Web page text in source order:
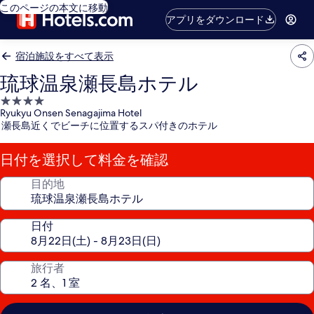
このページの本文に移動
アプリをダウンロード
宿泊施設をすべて表示
琉球温泉瀬長島ホテル
4.0
つ
星
宿
泊
施
Ryukyu Onsen Senagajima Hotel
瀬長島近くでビーチに位置するスパ付きのホテル
日付を選択して料金を確認
目的地
日付
旅行者